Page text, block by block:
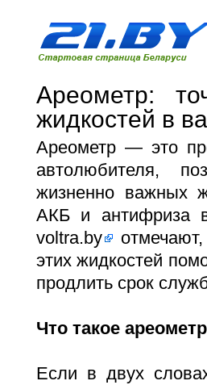
Ареометр:
жидкостей в
Ареометр — это
автолюбителя,
жизненно важных
АКБ и антифриза
voltra.by
этих жидкостей
продлить срок
Что такое
Если в двух